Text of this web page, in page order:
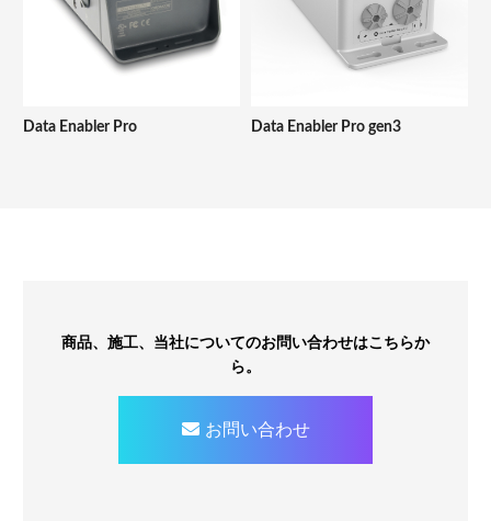
Data Enabler Pro Data Enabler Pro gen3
商品、施工、当社についてのお問い合わせはこちらか
ら。
お問い合わせ